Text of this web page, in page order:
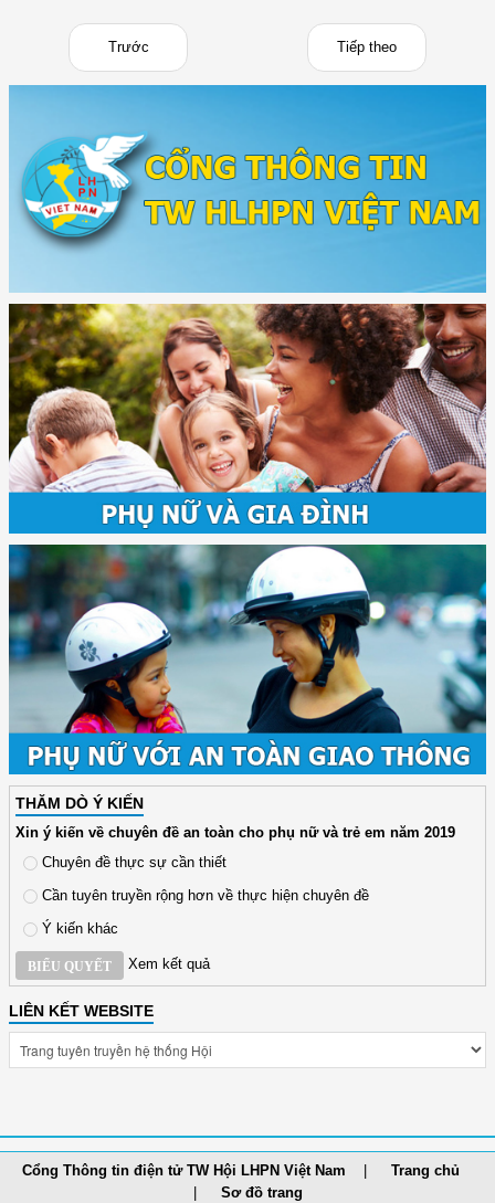
Trước Tiếp theo
THĂM DÒ Ý KIẾN
Xin ý kiến về chuyên đề an toàn cho phụ nữ và trẻ em năm 2019
Chuyên đề thực sự cần thiết
Cần tuyên truyền rộng hơn về thực hiện chuyên đề
Ý kiến khác
BIỂU QUYẾT Xem kết quả
LIÊN KẾT WEBSITE
Cổng Thông tin điện tử TW Hội LHPN Việt Nam
Trang chủ
Sơ đồ trang